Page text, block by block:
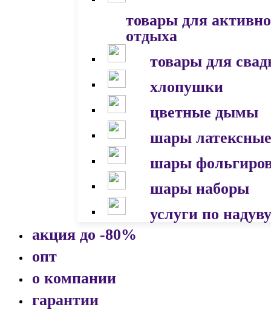
товары для
отдыха
товары для
хлопушки
цветные дымы
шары латексные
шары
шары наборы
услуги по надуву
акция до -80%
опт
о компании
гарантии